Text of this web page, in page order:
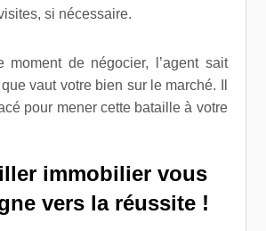
si nécessaire.
moment de négocier, l’agent sait
vaut votre bien sur le marché. Il
pour mener cette bataille à votre
immobilier vous
vers la réussite !